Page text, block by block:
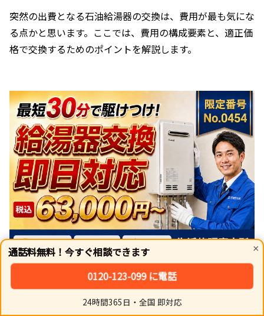
×
通話料無料！今すぐ相談できます
0120-123-099 に電話
24時間365日・全国 即対応
突然の出費となる石油給湯器の交換は、費用が最も気にな
る点かと思います。ここでは、費用の構成要素と、適正価
格で交換するためのポイントを解説します。
に発信できます。
① 費用の内訳：本体価格＋標準工事費＋撤去処
シェア トップ